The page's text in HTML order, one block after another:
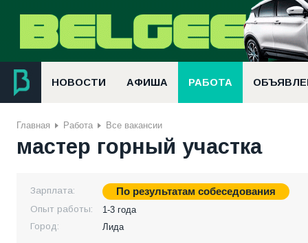
НОВОСТИ АФИША РАБОТА
Главная Работа Все вакансии
мастер горный участка
Зарплата: По результатам собеседования
Опыт работы:
1-3 года
Город:
Лида